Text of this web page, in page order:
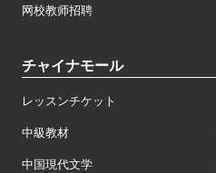
网校教师招聘
チャイナモール
レッスンチケット
中級教材
中国現代文学